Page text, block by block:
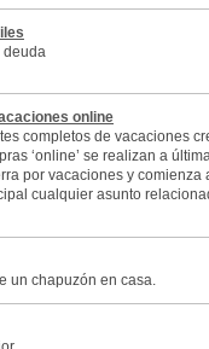
deuda
online
completos de vacaciones
‘online’ se realizan a
por vacaciones y comienza
cualquier asunto
un chapuzón en casa.